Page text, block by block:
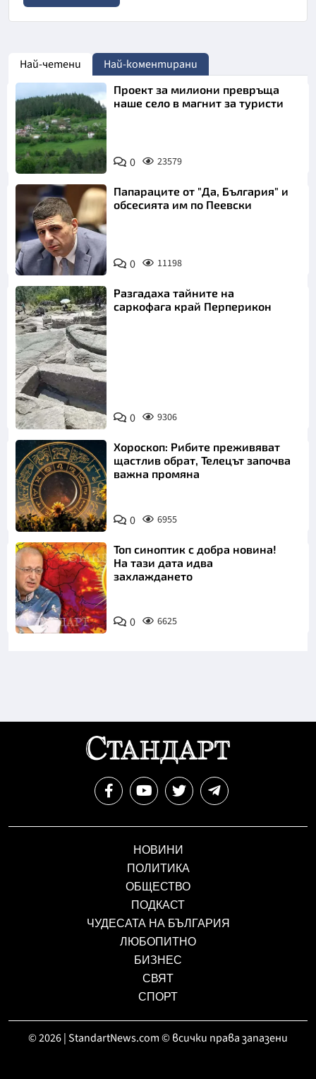
Най-четени Най-коментирани
Проект за милиони превръща
наше село в магнит за туристи
0 23579
Папараците от "Да, България" и
обсесията им по Пеевски
0 11198
Снимка:
Bulgaria ON
AIR
Разгадаха тайните на
саркофага край Перперикон
0 9306
Хороскоп: Рибите преживяват
щастлив обрат, Телецът започва
важна промяна
0 6955
Топ синоптик с добра новина!
На тази дата идва
захлаждането
0 6625
НОВИНИ
ПОЛИТИКА
ОБЩЕСТВО
ПОДКАСТ
ЧУДЕСАТА НА БЪЛГАРИЯ
ЛЮБОПИТНО
БИЗНЕС
СВЯТ
СПОРТ
© 2026 | StandartNews.com © всички права запазени